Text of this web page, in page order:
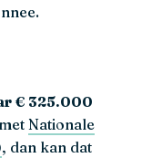
€ 325.000
Nationale
, dan kan dat